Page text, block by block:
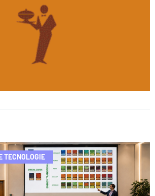
TECNOLOGIE